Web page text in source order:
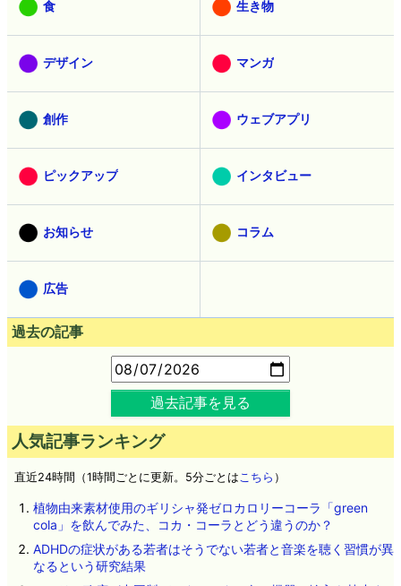
食 生き物
デザイン マンガ
創作 ウェブアプリ
ピックアップ インタビュー
お知らせ コラム
広告
過去の記事
過去記事を見る
人気記事ランキング
直近24時間（1時間ごとに更新。5分ごとは こちら ）
植物由来素材使用のギリシャ発ゼロカロリーコーラ「green
cola」を飲んでみた、コカ・コーラとどう違うのか？
ADHDの症状がある若者はそうでない若者と音楽を聴く習慣が異
なるという研究結果